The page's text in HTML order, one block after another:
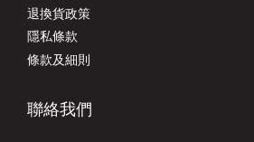
退換貨政策
隱私條款
條款及細則
聯絡我們